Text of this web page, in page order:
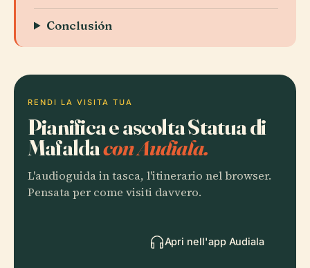
Conclusión
RENDI LA VISITA TUA
Pianifica e ascolta Statua di
Mafaldacon Audiala.
L'audioguida in tasca, l'itinerario nel browser.
Pensata per come visiti davvero.
Apri nell'app Audiala